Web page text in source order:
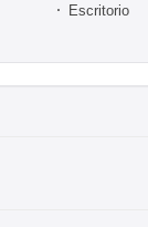
Escritorio